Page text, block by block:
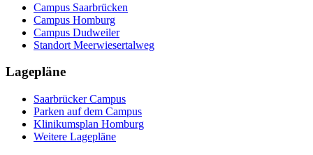
Campus Saarbrücken
Campus Homburg
Campus Dudweiler
Standort Meerwiesertalweg
Lagepläne
Saarbrücker Campus
Parken auf dem Campus
Klinikumsplan Homburg
Weitere Lagepläne